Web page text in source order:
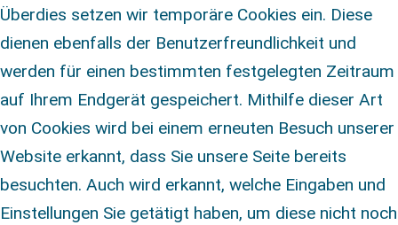
Überdies setzen wir temporäre Cookies ein. Diese
dienen ebenfalls der Benutzerfreundlichkeit und
werden für einen bestimmten festgelegten Zeitraum
auf Ihrem Endgerät gespeichert. Mithilfe dieser Art
von Cookies wird bei einem erneuten Besuch unserer
Website erkannt, dass Sie unsere Seite bereits
besuchten. Auch wird erkannt, welche Eingaben und
Einstellungen Sie getätigt haben, um diese nicht noch